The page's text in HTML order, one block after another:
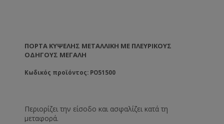
ΠΌΡΤΑ ΚΥΨΈΛΗΣ ΜΕΤΑΛΛΙΚΉ ΜΕ ΠΛΕΥΡΙΚΟΎΣ
ΟΔΗΓΟΎΣ ΜΕΓΆΛΗ
Κωδικός προϊόντος: PO51500
Περιορίζει την είσοδο και ασφαλίζει κατά τη
μεταφορά.